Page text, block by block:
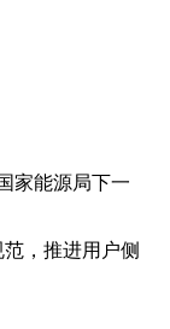
家能源局下一
，推进用户侧